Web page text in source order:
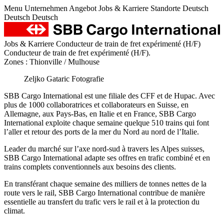
Menu Unternehmen Angebot Jobs & Karriere Standorte Deutsch
Deutsch Deutsch
Jobs & Karriere Conducteur de train de fret expérimenté (H/F)
Conducteur de train de fret expérimenté (H/F).
Zones : Thionville / Mulhouse
Zeljko Gataric Fotografie
SBB Cargo International est une filiale des CFF et de Hupac. Avec
plus de 1000 collaboratrices et collaborateurs en Suisse, en
Allemagne, aux Pays-Bas, en Italie et en France, SBB Cargo
International exploite chaque semaine quelque 510 trains qui font
l’aller et retour des ports de la mer du Nord au nord de l’Italie.
Leader du marché sur l’axe nord-sud à travers les Alpes suisses,
SBB Cargo International adapte ses offres en trafic combiné et en
trains complets conventionnels aux besoins des clients.
En transférant chaque semaine des milliers de tonnes nettes de la
route vers le rail, SBB Cargo International contribue de manière
essentielle au transfert du trafic vers le rail et à la protection du
climat.